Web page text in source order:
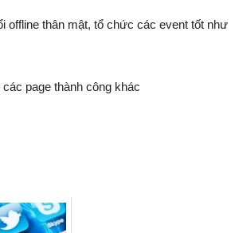
offline thân mật, tổ chức các event tốt như
page thành công khác